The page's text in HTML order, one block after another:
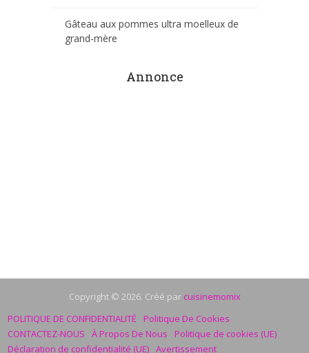
Gâteau aux pommes ultra moelleux de
grand-mère
Annonce
Copyright © 2026. Créé par cuisinemomix
POLITIQUE DE CONFIDENTIALITÉ
Politique De Cookies
CONTACTEZ-NOUS
À Propos De Nous
Politique de cookies (UE)
Déclaration de confidentialité (UE) Avertissement